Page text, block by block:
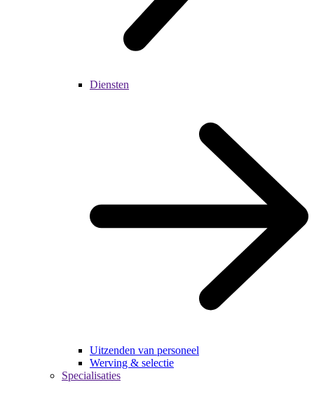
Diensten
Uitzenden van personeel
Werving & selectie
Specialisaties